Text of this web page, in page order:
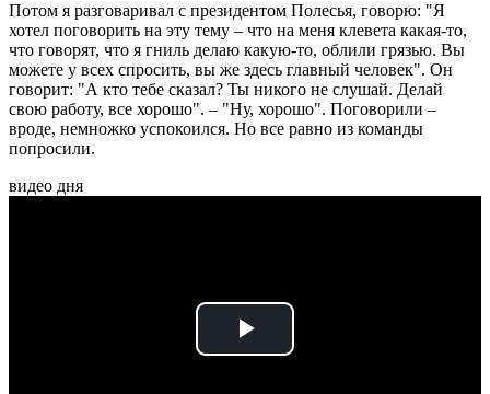
Потом я разговаривал с президентом Полесья, говорю: "Я
хотел поговорить на эту тему – что на меня клевета какая-то,
что говорят, что я гниль делаю какую-то, облили грязью. Вы
можете у всех спросить, вы же здесь главный человек". Он
говорит: "А кто тебе сказал? Ты никого не слушай. Делай
свою работу, все хорошо". – "Ну, хорошо". Поговорили –
вроде, немножко успокоился. Но все равно из команды
попросили.
видео дня
Play